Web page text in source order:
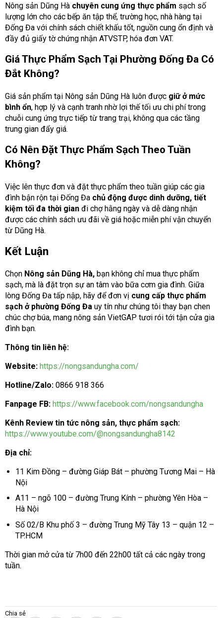
Nông sản Dũng Hà chuyên cung ứng thực phẩm sạch số
lượng lớn cho các bếp ăn tập thể, trường học, nhà hàng tại
Đống Đa với chính sách chiết khấu tốt, nguồn cung ổn định và
đầy đủ giấy tờ chứng nhận ATVSTP, hóa đơn VAT.
Giá Thực Phẩm Sạch Tại Phường Đống Đa Có
Đắt Không?
Giá sản phẩm tại Nông sản Dũng Hà luôn được giữ ở mức
bình ổn, hợp lý và cạnh tranh nhờ lợi thế tối ưu chi phí trong
chuỗi cung ứng trực tiếp từ trang trại, không qua các tầng
trung gian đẩy giá.
Có Nên Đặt Thực Phẩm Sạch Theo Tuần
Không?
Việc lên thực đơn và đặt thực phẩm theo tuần giúp các gia
đình bận rộn tại Đống Đa chủ động được dinh dưỡng, tiết
kiệm tối đa thời gian đi chợ hằng ngày và dễ dàng nhận
được các chính sách ưu đãi về giá hoặc miễn phí vận chuyển
từ Dũng Hà.
Kết Luận
Chọn Nông sản Dũng Hà, bạn không chỉ mua thực phẩm
sạch, mà là đặt trọn sự an tâm vào bữa cơm gia đình. Giữa
lòng Đống Đa tấp nập, hãy để đơn vị cung cấp thực phẩm
sạch ở phường Đống Đa uy tín như chúng tôi thay bạn chen
chúc chợ búa, mang nông sản VietGAP tươi rói tới tận cửa gia
đình bạn.
Thông tin liên hệ:
Website: https://nongsandungha.com/
Hotline/Zalo: 0866 918 366
Fanpage FB: https://www.facebook.com/nongsandungha
Kênh Review tin tức nông sản, thực phẩm sạch:
https://www.youtube.com/@nongsandungha8142
Địa chỉ:
11 Kim Đồng – đường Giáp Bát – phường Tương Mai – Hà
Nội
A11 – ngõ 100 – đường Trung Kính – phường Yên Hòa –
Hà Nội
Số 02/B Khu phố 3 – đường Trung Mỹ Tây 13 – quận 12 –
TP.HCM
Thời gian mở cửa từ 7h00 đến 22h00 tất cả các ngày trong
tuần.
Chia sẻ